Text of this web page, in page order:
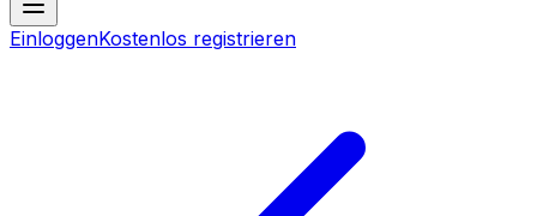
EinloggenKostenlos registrieren